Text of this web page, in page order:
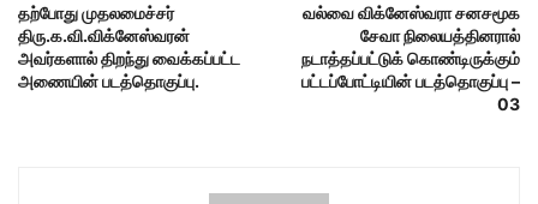
தற்போது முதலமைச்சர்
திரு.க.வி.விக்னேஸ்வரன்
அவர்களால் திறந்து வைக்கப்பட்ட
அணையின் படத்தொகுப்பு.
வல்வை விக்னேஸ்வரா சனசமூக
சேவா நிலையத்தினரால்
நடாத்தப்பட்டுக் கொண்டிருக்கும்
பட்டப்போட்டியின் படத்தொகுப்பு –
03